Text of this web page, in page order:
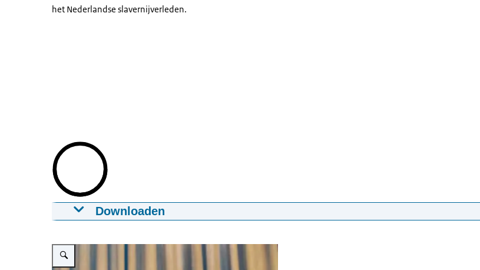
het Nederlandse slavernijverleden.
Downloaden
Vergroot afbeelding Jill, een witte vrouw met lichtblond haar en een witte blouse, kijkt glimlachend in de camera. Vóór haar